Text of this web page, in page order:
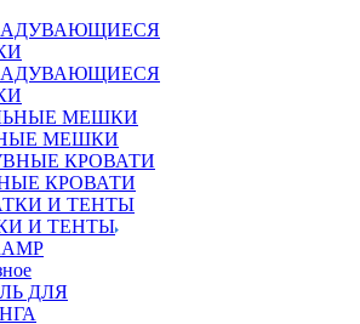
МЕШКИ
КРОВАТИ
И ТЕНТЫ